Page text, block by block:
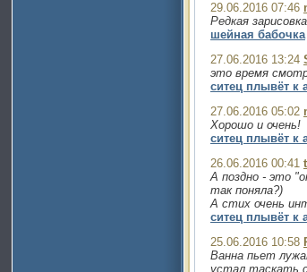
29.06.2016 07:46
Редкая
шейная бабочка
27.06.2016 13:24
это время
ситец плывёт к
27.06.2016 05:02
Хорошо и очень!
ситец плывёт к
26.06.2016 00:41
А поздно - это
так поняла?)
А стих очень
ситец плывёт к
25.06.2016 10:58
Ванна пьет
устал таскать